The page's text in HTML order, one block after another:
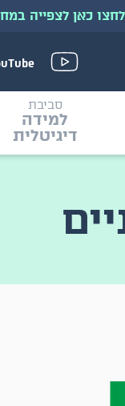
לחצו כאן לצפייה
סביבת
למידה
דיגיטלית